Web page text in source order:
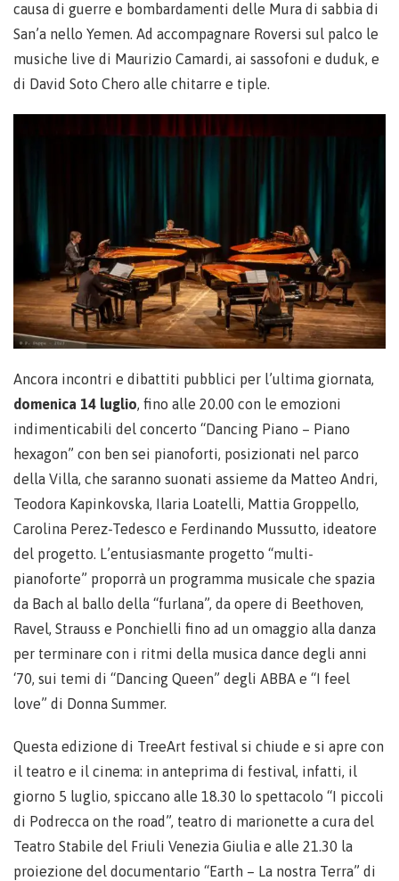
causa di guerre e bombardamenti delle Mura di sabbia di
San’a nello Yemen. Ad accompagnare Roversi sul palco le
musiche live di Maurizio Camardi, ai sassofoni e duduk, e
di David Soto Chero alle chitarre e tiple.
Ancora incontri e dibattiti pubblici per l’ultima giornata,
domenica 14 luglio, fino alle 20.00 con le emozioni
indimenticabili del concerto “Dancing Piano – Piano
hexagon” con ben sei pianoforti, posizionati nel parco
della Villa, che saranno suonati assieme da Matteo Andri,
Teodora Kapinkovska, Ilaria Loatelli, Mattia Groppello,
Carolina Perez-Tedesco e Ferdinando Mussutto, ideatore
del progetto. L’entusiasmante progetto “multi-
pianoforte” proporrà un programma musicale che spazia
da Bach al ballo della “furlana”, da opere di Beethoven,
Ravel, Strauss e Ponchielli fino ad un omaggio alla danza
per terminare con i ritmi della musica dance degli anni
‘70, sui temi di “Dancing Queen” degli ABBA e “I feel
love” di Donna Summer.
Questa edizione di TreeArt festival si chiude e si apre con
il teatro e il cinema: in anteprima di festival, infatti, il
giorno 5 luglio, spiccano alle 18.30 lo spettacolo “I piccoli
di Podrecca on the road”, teatro di marionette a cura del
Teatro Stabile del Friuli Venezia Giulia e alle 21.30 la
proiezione del documentario “Earth – La nostra Terra” di